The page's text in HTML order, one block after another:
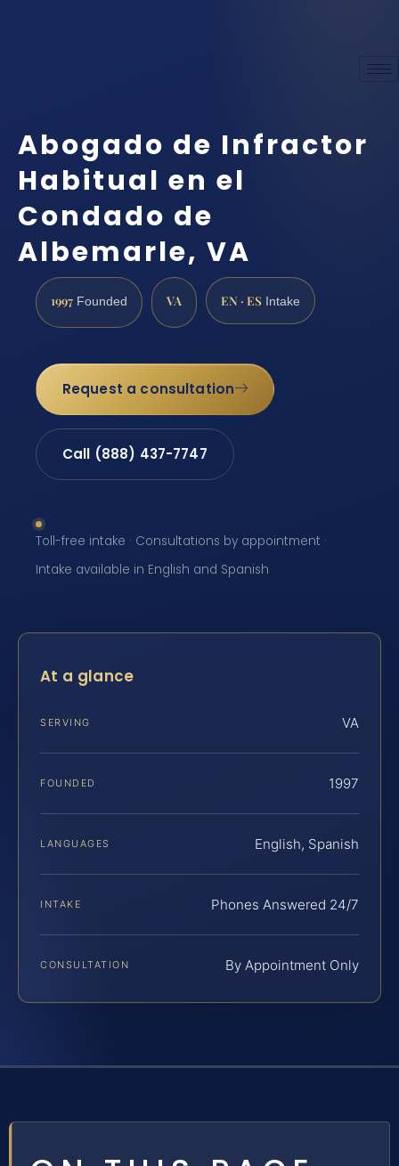
Abogado de Infractor
Habitual en el
Condado de
Albemarle, VA
1997 Founded VA EN · ES Intake
Request a consultation
Call (888) 437-7747
Toll-free intake · Consultations by appointment ·
Intake available in English and Spanish
At a glance
SERVING VA
FOUNDED 1997
LANGUAGES English, Spanish
INTAKE Phones Answered 24/7
CONSULTATION By Appointment Only